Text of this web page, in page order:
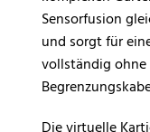
Sensorfusion
und sorgt für
vollständig